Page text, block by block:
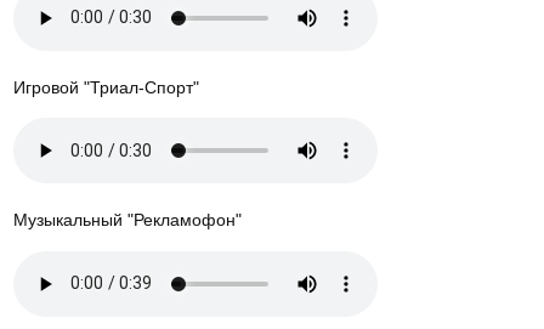
Игровой "Триал-Спорт"
Музыкальный "Рекламофон"